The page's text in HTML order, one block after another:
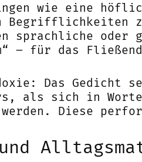
wie eine
Begrifflichkeiten
sprachliche oder
– für das
Das Gedicht
als sich in
Diese